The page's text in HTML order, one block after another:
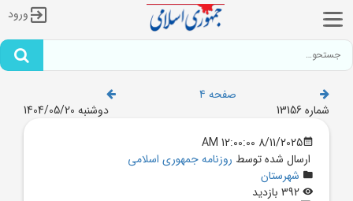
ورود
صفحه 4
شماره 13156
دوشنبه 1404/05/20
8/11/2025 12:00:00 AM
ارسال شده توسط روزنامه جمهوری اسلامی
شهرستان